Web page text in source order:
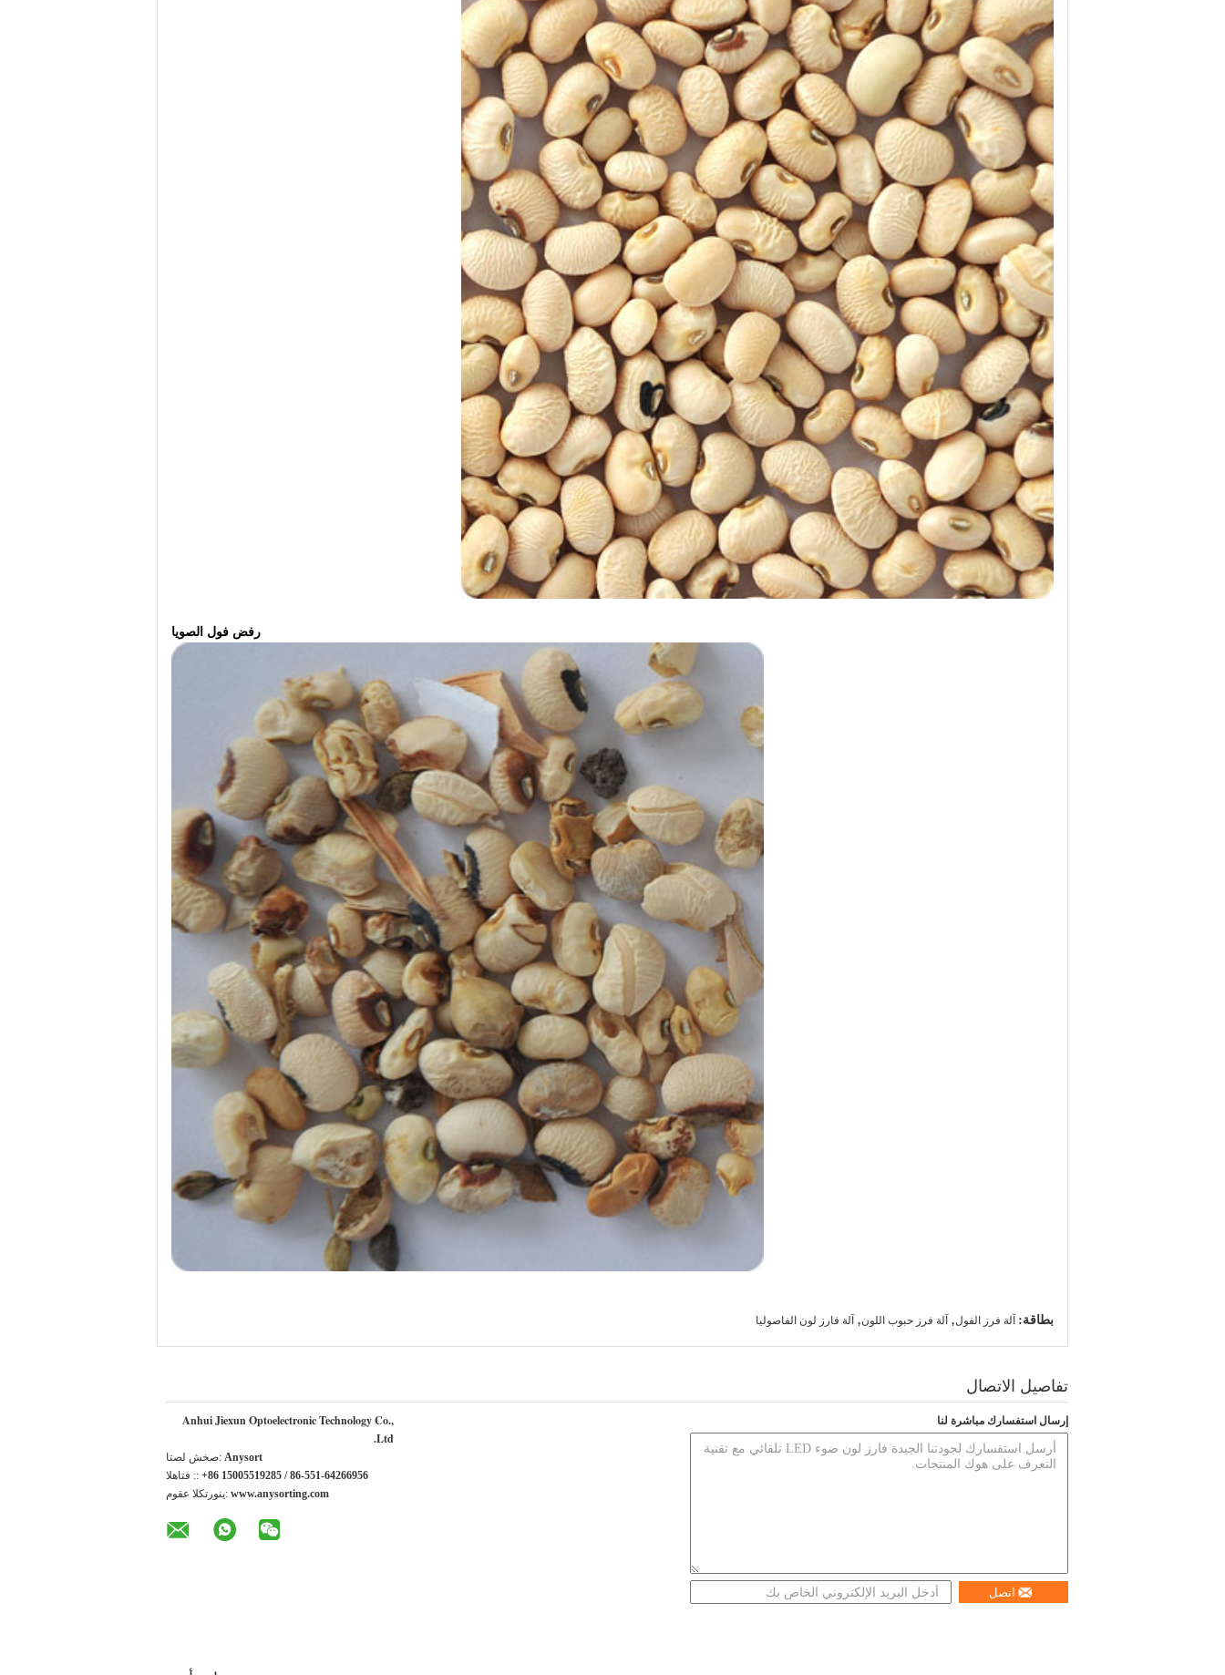
رفض فول الصويا
بطاقة: آلة فرز الفول, آلة فرز حبوب اللون, آلة فارز لون الفاصوليا
تفاصيل الاتصال
Anhui Jiexun Optoelectronic Technology Co.,
Ltd.
اتصل شخص: Anysort
الهاتف :: +86 15005519285 / 86-551-64266956
موقع الكتروني: www.anysorting.com
إرسال استفسارك مباشرة لنا
اتصل